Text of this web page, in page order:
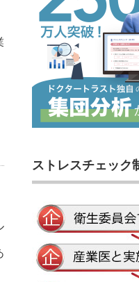
ストレスチェック